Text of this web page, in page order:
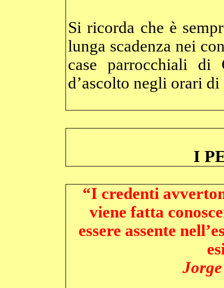
Si ricorda che è
lunga scadenza nei
case parrocchiali di
d’ascolto negli orari di
I
“I credenti
viene fatta
essere assente